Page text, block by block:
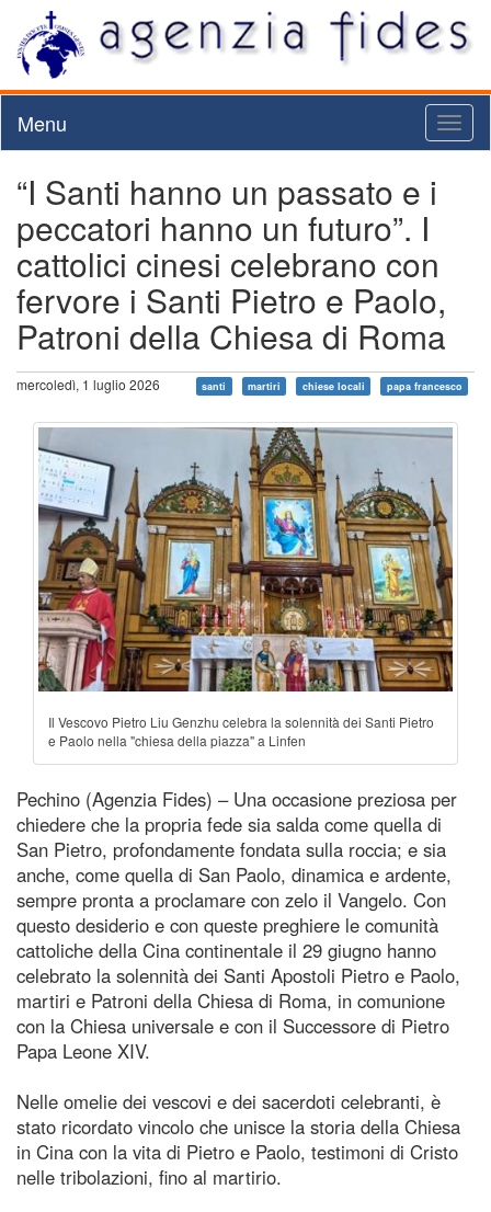
Menu
“I Santi hanno un passato e i
peccatori hanno un futuro”. I
cattolici cinesi celebrano con
fervore i Santi Pietro e Paolo,
Patroni della Chiesa di Roma
mercoledì, 1 luglio 2026 santi martiri chiese locali papa francesco
Il Vescovo Pietro Liu Genzhu celebra la solennità dei Santi Pietro
e Paolo nella "chiesa della piazza" a Linfen
Pechino (Agenzia Fides) – Una occasione preziosa per
chiedere che la propria fede sia salda come quella di
San Pietro, profondamente fondata sulla roccia; e sia
anche, come quella di San Paolo, dinamica e ardente,
sempre pronta a proclamare con zelo il Vangelo. Con
questo desiderio e con queste preghiere le comunità
cattoliche della Cina continentale il 29 giugno hanno
celebrato la solennità dei Santi Apostoli Pietro e Paolo,
martiri e Patroni della Chiesa di Roma, in comunione
con la Chiesa universale e con il Successore di Pietro
Papa Leone XIV.
Nelle omelie dei vescovi e dei sacerdoti celebranti, è
stato ricordato vincolo che unisce la storia della Chiesa
in Cina con la vita di Pietro e Paolo, testimoni di Cristo
nelle tribolazioni, fino al martirio.